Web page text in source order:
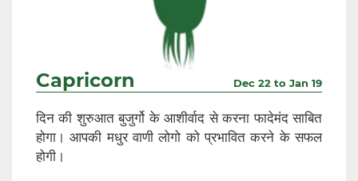
Capricorn Dec 22 to Jan 19
दिन की शुरुआत बुजुर्गो के आशीर्वाद से करना फादेमंद साबित
होगा। आपकी मधुर वाणी लोगो को प्रभावित करने के सफल
होगी।